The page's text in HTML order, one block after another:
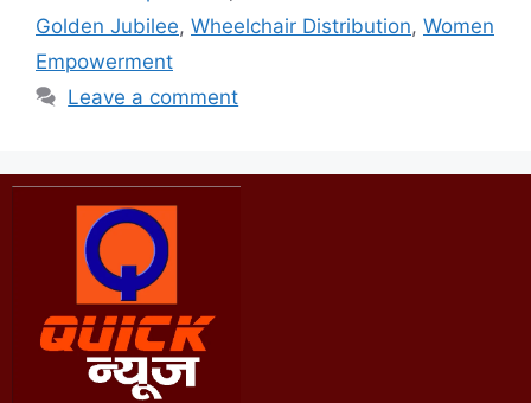
Golden Jubilee, Wheelchair Distribution, Women
Empowerment
Leave a comment